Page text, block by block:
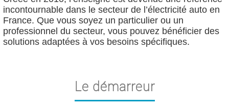
incontournable dans le secteur de l’électricité auto en
France. Que vous soyez un particulier ou un
professionnel du secteur, vous pouvez bénéficier des
solutions adaptées à vos besoins spécifiques.
Le démarreur